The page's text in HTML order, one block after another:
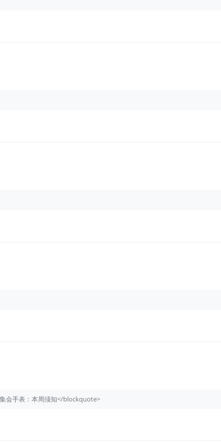
会手表：本周须知</blockquote>